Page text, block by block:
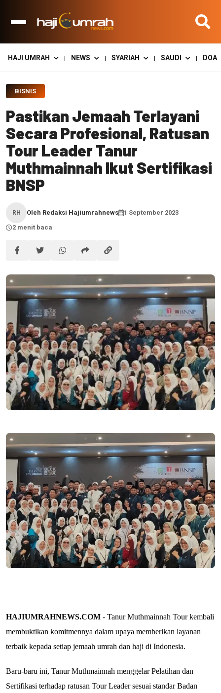
HAJI UMRAH | NEWS | SYARIAH | SAUDI | DOA
BISNIS
Pastikan Jemaah Terlayani
Secara Profesional, Ratusan
Tour Leader Tanur
Muthmainnah Ikut Sertifikasi
BNSP
RH Oleh Redaksi Hajiumrahnews
1 September 2023
2 menit baca
HAJIUMRAHNEWS.COM - Tanur Muthmainnah Tour kembali
membuktikan komitmennya dalam upaya memberikan layanan
terbaik kepada setiap jemaah umrah dan haji di Indonesia.
Baru-baru ini, Tanur Muthmainnah menggelar Pelatihan dan
Sertifikasi terhadap ratusan Tour Leader sesuai standar Badan